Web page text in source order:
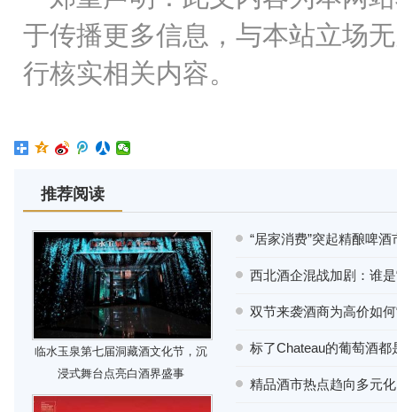
于传播更多信息，与本站立场
行核实相关内容。
推荐阅读
临水玉泉第七届洞藏酒文化节，沉
浸式舞台点亮白酒界盛事
“居家消费”突起精酿啤
西北酒企混战加剧：谁是
双节来袭酒商为高价如何
标了Chateau的葡萄酒都
精品酒市热点趋向多元化